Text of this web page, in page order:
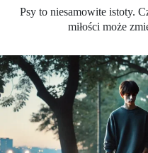
Psy to niesamowite istoty.
miłości może